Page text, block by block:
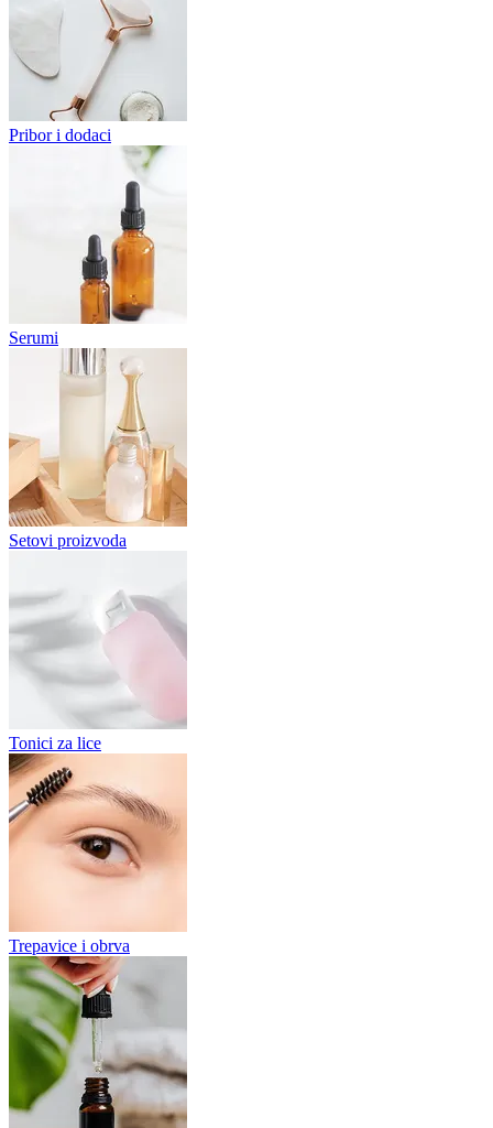
Pribor i dodaci
Serumi
Setovi proizvoda
Tonici za lice
Trepavice i obrva